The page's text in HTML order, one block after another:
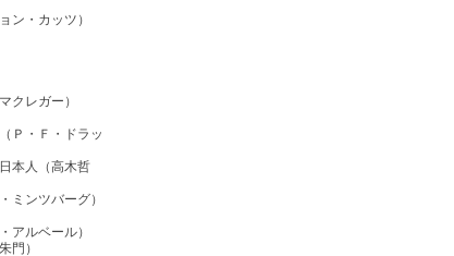
・カッツ）
レガー）
Ｐ・Ｆ・ドラッ
本人（高木哲
ンツバーグ）
ルベール）
門）